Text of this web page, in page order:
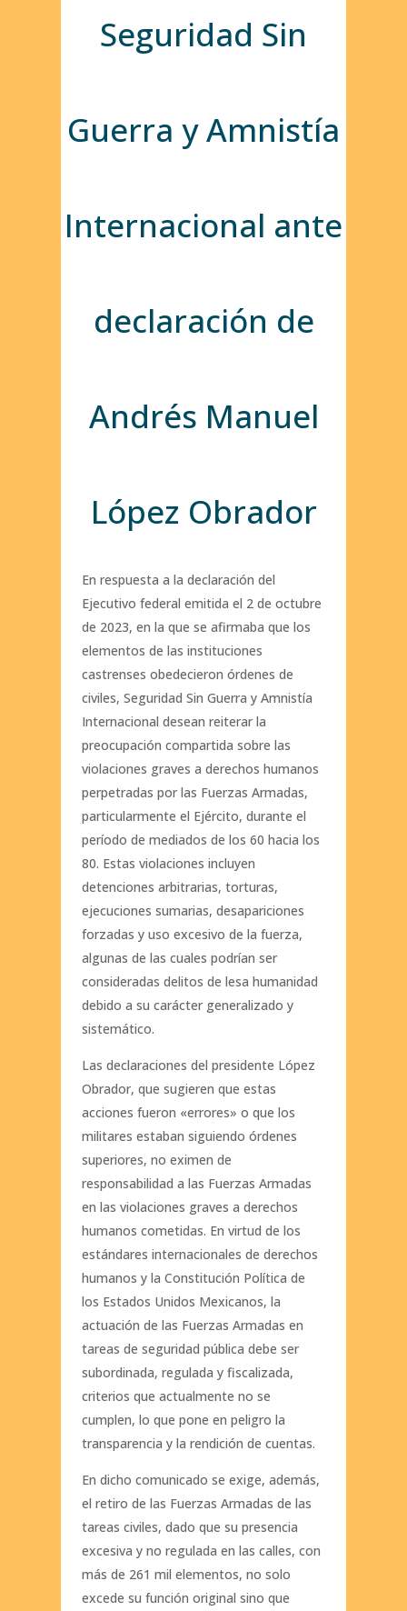
Seguridad Sin
Guerra y Amnistía
Internacional ante
declaración de
Andrés Manuel
López Obrador
En respuesta a la declaración del
Ejecutivo federal emitida el 2 de octubre
de 2023, en la que se afirmaba que los
elementos de las instituciones
castrenses obedecieron órdenes de
civiles, Seguridad Sin Guerra y Amnistía
Internacional desean reiterar la
preocupación compartida sobre las
violaciones graves a derechos humanos
perpetradas por las Fuerzas Armadas,
particularmente el Ejército, durante el
período de mediados de los 60 hacia los
80. Estas violaciones incluyen
detenciones arbitrarias, torturas,
ejecuciones sumarias, desapariciones
forzadas y uso excesivo de la fuerza,
algunas de las cuales podrían ser
consideradas delitos de lesa humanidad
debido a su carácter generalizado y
sistemático.
Las declaraciones del presidente López
Obrador, que sugieren que estas
acciones fueron «errores» o que los
militares estaban siguiendo órdenes
superiores, no eximen de
responsabilidad a las Fuerzas Armadas
en las violaciones graves a derechos
humanos cometidas. En virtud de los
estándares internacionales de derechos
humanos y la Constitución Política de
los Estados Unidos Mexicanos, la
actuación de las Fuerzas Armadas en
tareas de seguridad pública debe ser
subordinada, regulada y fiscalizada,
criterios que actualmente no se
cumplen, lo que pone en peligro la
transparencia y la rendición de cuentas.
En dicho comunicado se exige, además,
el retiro de las Fuerzas Armadas de las
tareas civiles, dado que su presencia
excesiva y no regulada en las calles, con
más de 261 mil elementos, no solo
excede su función original sino que